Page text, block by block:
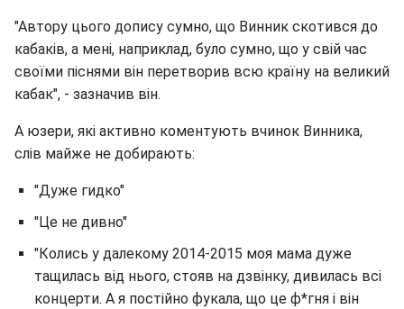
"Автору цього допису сумно, що Винник скотився до
кабаків, а мені, наприклад, було сумно, що у свій час
своїми піснями він перетворив всю країну на великий
кабак", - зазначив він.
А юзери, які активно коментують вчинок Винника,
слів майже не добирають:
"Дуже гидко"
"Це не дивно"
"Колись у далекому 2014-2015 моя мама дуже
тащилась від нього, стояв на дзвінку, дивилась всі
концерти. А я постійно фукала, що це ф*гня і він